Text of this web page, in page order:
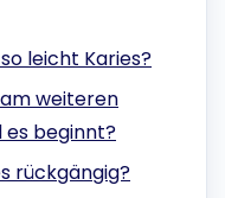
leicht Karies?
weiteren
es beginnt?
rückgängig?